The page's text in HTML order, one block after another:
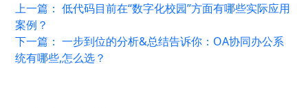
上一篇：低代码目前在“数字化校园”方面有哪些实际应用
案例？
下一篇：一步到位的分析&总结告诉你：OA协同办公系
统有哪些,怎么选？